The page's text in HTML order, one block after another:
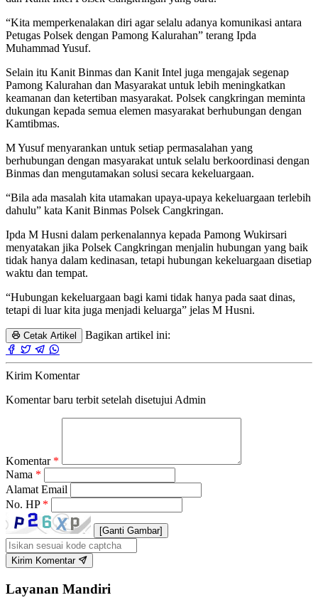
“Kita memperkenalakan diri agar selalu adanya komunikasi antara
Petugas Polsek dengan Pamong Kalurahan” terang Ipda
Muhammad Yusuf.
Selain itu Kanit Binmas dan Kanit Intel juga mengajak segenap
Pamong Kalurahan dan Masyarakat untuk lebih meningkatkan
keamanan dan ketertiban masyarakat. Polsek cangkringan meminta
dukungan kepada semua elemen masyarakat berhubungan dengan
Kamtibmas.
M Yusuf menyarankan untuk setiap permasalahan yang
berhubungan dengan masyarakat untuk selalu berkoordinasi dengan
Binmas dan mengutamakan solusi secara kekeluargaan.
“Bila ada masalah kita utamakan upaya-upaya kekeluargaan terlebih
dahulu” kata Kanit Binmas Polsek Cangkringan.
Ipda M Husni dalam perkenalannya kepada Pamong Wukirsari
menyatakan jika Polsek Cangkringan menjalin hubungan yang baik
tidak hanya dalam kedinasan, tetapi hubungan kekeluargaan disetiap
waktu dan tempat.
“Hubungan kekeluargaan bagi kami tidak hanya pada saat dinas,
tetapi di luar kita juga menjadi keluarga” jelas M Husni.
Cetak Artikel Bagikan artikel ini:
Kirim Komentar
Komentar baru terbit setelah disetujui Admin
Komentar *
Nama *
Alamat Email
No. HP *
[Ganti Gambar]
Kirim Komentar
Layanan Mandiri